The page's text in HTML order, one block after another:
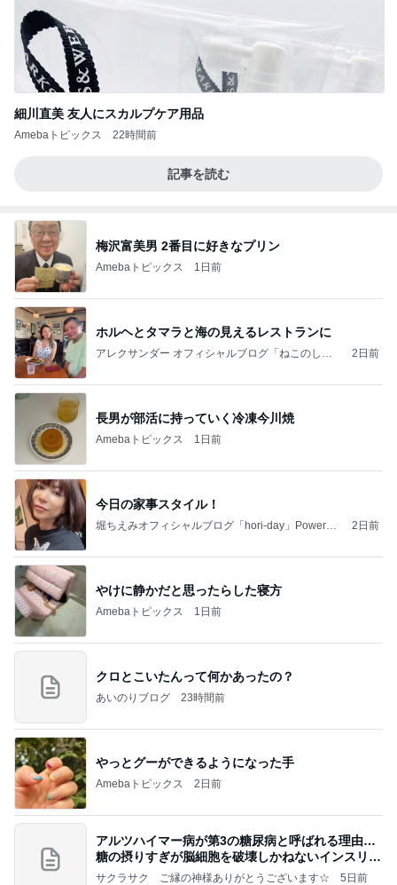
細川直美 友人にスカルプケア用品
Amebaトピックス 22時間前
記事を読む
梅沢富美男 2番目に好きなプリン
Amebaトピックス 1日前
ホルヘとタマラと海の見えるレストランに
アレクサンダー オフィシャルブログ「ねこのしっ
2日前
長男が部活に持っていく冷凍今川焼
Amebaトピックス 1日前
今日の家事スタイル！
堀ちえみオフィシャルブログ「hori-day」Powered
2日前
やけに静かだと思ったらした寝方
Amebaトピックス 1日前
クロとこいたんって何かあったの？
あいのりブログ 23時間前
やっとグーができるようになった手
Amebaトピックス 2日前
アルツハイマー病が第3の糖尿病と呼ばれる理由…
糖の摂りすぎが脳細胞を破壊しかねないインスリン
の恐
サクラサク ご縁の神様ありがとうございます☆ 5日前